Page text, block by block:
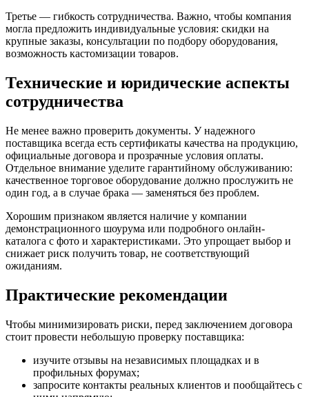
Третье — гибкость сотрудничества. Важно, чтобы компания
могла предложить индивидуальные условия: скидки на
крупные заказы, консультации по подбору оборудования,
возможность кастомизации товаров.
Технические и юридические аспекты
сотрудничества
Не менее важно проверить документы. У надежного
поставщика всегда есть сертификаты качества на продукцию,
официальные договора и прозрачные условия оплаты.
Отдельное внимание уделите гарантийному обслуживанию:
качественное торговое оборудование должно прослужить не
один год, а в случае брака — заменяться без проблем.
Хорошим признаком является наличие у компании
демонстрационного шоурума или подробного онлайн-
каталога с фото и характеристиками. Это упрощает выбор и
снижает риск получить товар, не соответствующий
ожиданиям.
Практические рекомендации
Чтобы минимизировать риски, перед заключением договора
стоит провести небольшую проверку поставщика:
изучите отзывы на независимых площадках и в
профильных форумах;
запросите контакты реальных клиентов и пообщайтесь с